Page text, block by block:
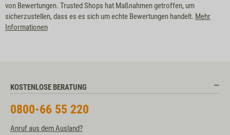
von Bewertungen. Trusted Shops hat Maßnahmen getroffen, um
sicherzustellen, dass es es sich um echte Bewertungen handelt. Mehr
Informationen
KOSTENLOSE BERATUNG
0800-66 55 220
Anruf aus dem Ausland?